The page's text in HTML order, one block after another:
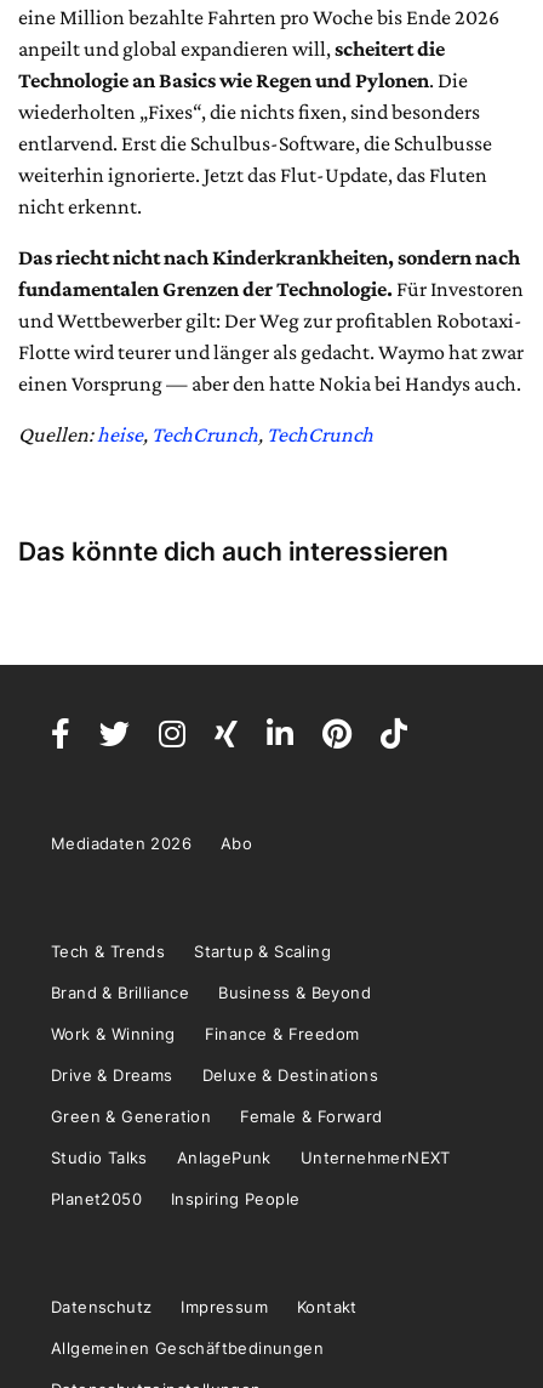
eine Million bezahlte Fahrten pro Woche bis Ende 2026
anpeilt und global expandieren will,scheitert die
Technologie an Basics wie Regen und Pylonen. Die
wiederholten „Fixes“, die nichts fixen, sind besonders
entlarvend. Erst die Schulbus-Software, die Schulbusse
weiterhin ignorierte. Jetzt das Flut-Update, das Fluten
nicht erkennt.
Das riecht nicht nach Kinderkrankheiten, sondern nach
fundamentalen Grenzen der Technologie. Für Investoren
und Wettbewerber gilt: Der Weg zur profitablen Robotaxi-
Flotte wird teurer und länger als gedacht. Waymo hat zwar
einen Vorsprung — aber den hatte Nokia bei Handys auch.
Quellen:heise, TechCrunch, TechCrunch
Das könnte dich auch interessieren
Mediadaten 2026 Abo
Tech & Trends Startup & Scaling
Brand & Brilliance Business & Beyond
Work & Winning Finance & Freedom
Drive & Dreams Deluxe & Destinations
Green & Generation Female & Forward
Studio Talks AnlagePunk UnternehmerNEXT
Planet2050 Inspiring People
Datenschutz Impressum Kontakt
Allgemeinen Geschäftbedinungen